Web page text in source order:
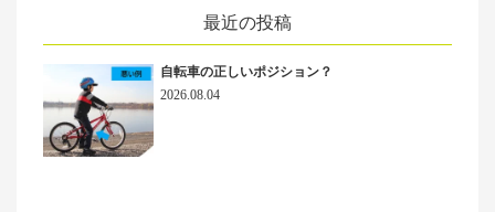
最近の投稿
自転車の正しいポジション？
2026.08.04